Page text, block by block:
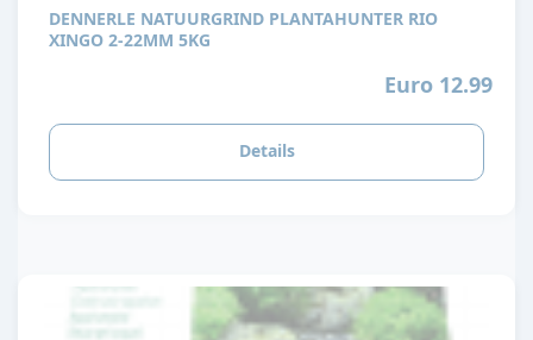
DENNERLE NATUURGRIND PLANTAHUNTER RIO
XINGO 2-22MM 5KG
Euro 12.99
Details